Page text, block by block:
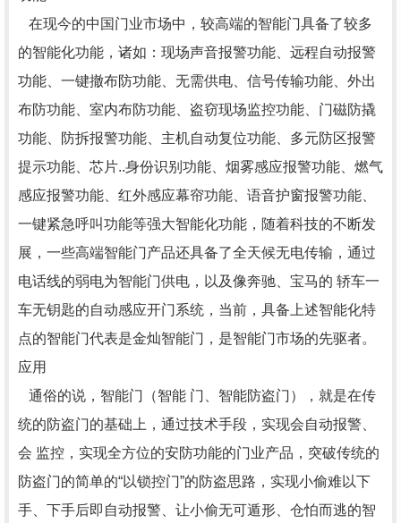
在现今的中国门业市场中，较高端的智能门具备了较多
的智能化功能，诸如：现场声音报警功能、远程自动报警
功能、一键撤布防功能、无需供电、信号传输功能、外出
布防功能、室内布防功能、盗窃现场监控功能、门磁防撬
功能、防拆报警功能、主机自动复位功能、多元防区报警
提示功能、芯片..身份识别功能、烟雾感应报警功能、燃气
感应报警功能、红外感应幕帘功能、语音护窗报警功能、
一键紧急呼叫功能等强大智能化功能，随着科技的不断发
展，一些高端智能门产品还具备了全天候无电传输，通过
电话线的弱电为智能门供电，以及像奔驰、宝马的 轿车一
车无钥匙的自动感应开门系统，当前，具备上述智能化特
点的智能门代表是金灿智能门，是智能门市场的先驱者。
应用
通俗的说，智能门（智能 门、智能防盗门），就是在传
统的防盗门的基础上，通过技术手段，实现会自动报警、
会 监控，实现全方位的安防功能的门业产品，突破传统的
防盗门的简单的“以锁控门”的防盗思路，实现小偷难以下
手、下手后即自动报警、让小偷无可遁形、仓怕而逃的智